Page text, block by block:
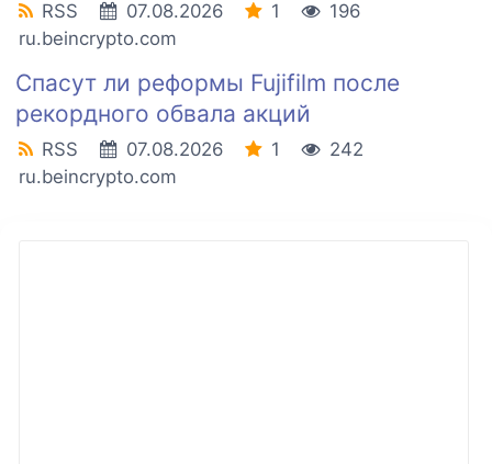
RSS 07.08.2026 1
196
ru.beincrypto.com
Спасут ли реформы Fujifilm после
рекордного обвала акций
RSS 07.08.2026 1
242
ru.beincrypto.com